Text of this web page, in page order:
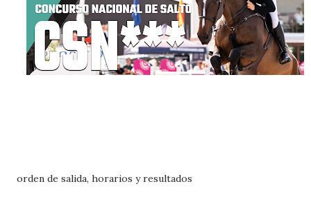
orden de salida, horarios y resultados